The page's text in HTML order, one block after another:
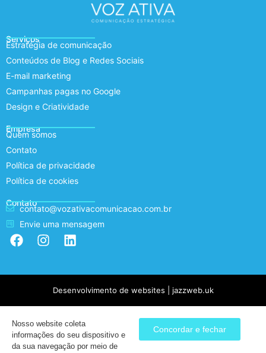
Serviços
Estratégia de comunicação
Conteúdos de Blog e Redes Sociais
E-mail marketing
Campanhas pagas no Google
Design e Criatividade
Empresa
Quem somos
Contato
Política de privacidade
Política de cookies
Contato
contato@vozativacomunicacao.com.br
Envie uma mensagem
Desenvolvimento de websites | jazzweb.uk
Nosso website coleta
informações do seu dispositivo e
da sua navegação por meio de
Concordar e fechar